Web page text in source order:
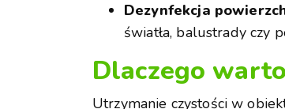
Dezynfekcja
światła, balustrady czy
Dlaczego
Utrzymanie czystości w